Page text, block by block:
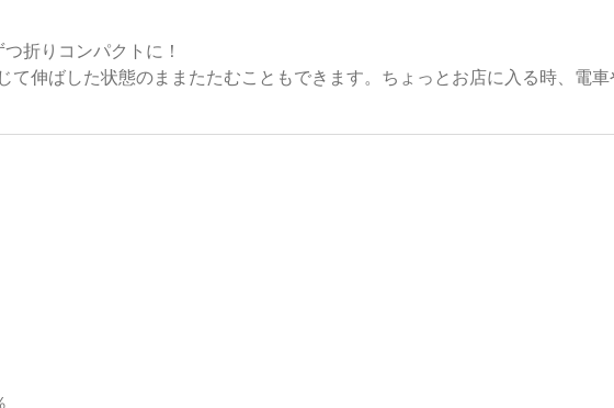
折りコンパクトに！
伸ばした状態のままたたむこともできます。ちょっとお店に入る時、電車